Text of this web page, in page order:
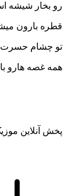
رو بخار شیشه
قطره بارون
تو چشام حسرت و
همه غصه هارو
پخش آنلاین